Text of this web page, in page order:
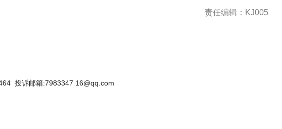
责任编辑：KJ005
投诉邮箱:7983347 16@qq.com